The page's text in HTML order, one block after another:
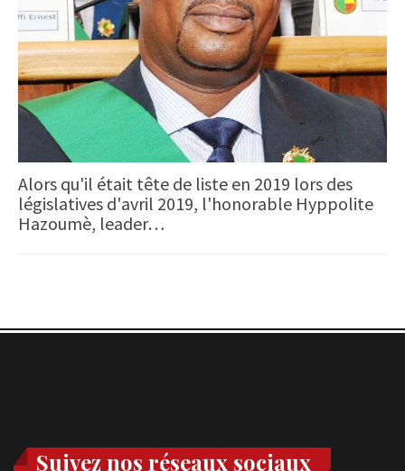
Alors qu'il était tête de liste en 2019 lors des
législatives d'avril 2019, l'honorable Hyppolite
Hazoumè, leader…
Suivez nos réseaux sociaux